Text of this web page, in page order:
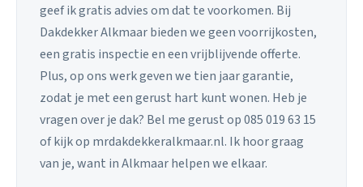
geef ik gratis advies om dat te voorkomen. Bij
Dakdekker Alkmaar bieden we geen voorrijkosten,
een gratis inspectie en een vrijblijvende offerte.
Plus, op ons werk geven we tien jaar garantie,
zodat je met een gerust hart kunt wonen. Heb je
vragen over je dak? Bel me gerust op 085 019 63 15
of kijk op mrdakdekkeralkmaar.nl. Ik hoor graag
van je, want in Alkmaar helpen we elkaar.